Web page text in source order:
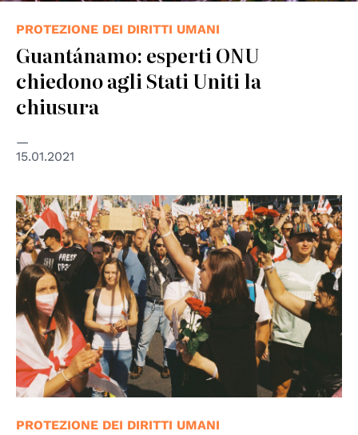
PROTEZIONE DEI DIRITTI UMANI
Guantánamo: esperti ONU
chiedono agli Stati Uniti la
chiusura
15.01.2021
© Unsplash/Andrew Keymaster
PROTEZIONE DEI DIRITTI UMANI